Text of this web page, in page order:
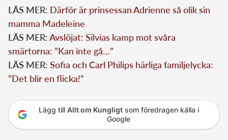
LÄS MER: Därför är prinsessan Adrienne så olik sin
mamma Madeleine
LÄS MER:Avslöjat: Silvias kamp mot svåra
smärtorna: ”Kan inte gå…”
LÄS MER: Sofia och Carl Philips härliga familjelycka:
”Det blir en flicka!”
Lägg till Allt om Kungligtsom föredragen källa i
Google